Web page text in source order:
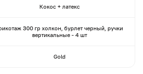
Кокос + латекс
300 гр холкон, бурлет черный, ручки
вертикальные - 4 шт
Gold